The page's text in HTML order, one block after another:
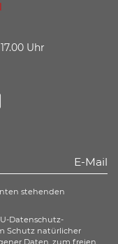
Uhr
stehenden
Datenschutz-
Schutz natürlicher